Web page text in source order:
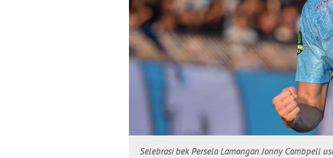
Selebrasi bek Persela Lamongan Jonny Cambpell